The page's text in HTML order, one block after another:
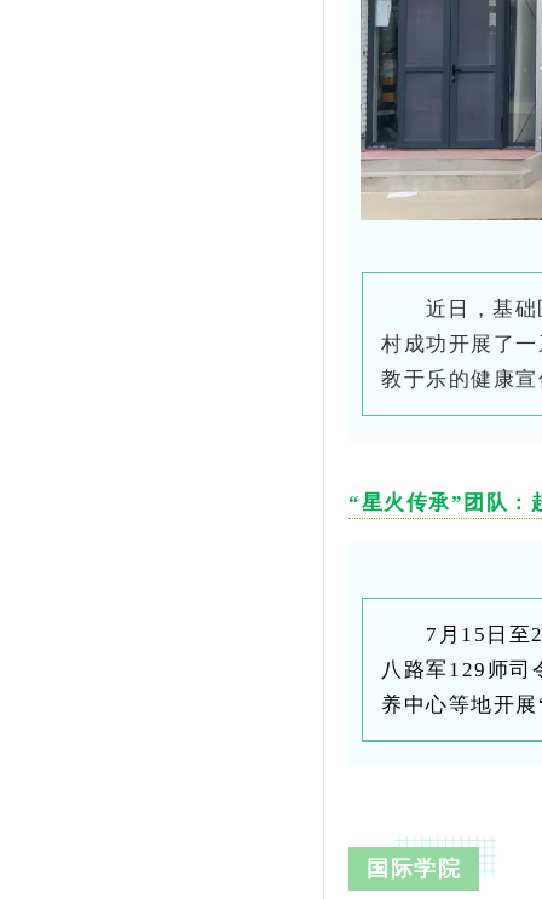
近日，基
村成功开展了
教于乐的健康
“星火传承”团队：
7月15日至
八路军 129师司
养中心等地开
国际学院